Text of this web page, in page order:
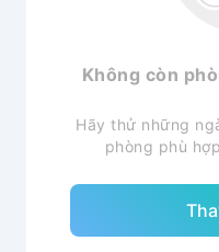
Không còn
Hãy thử những
phòng phù